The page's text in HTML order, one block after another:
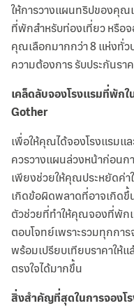
ให้การวางแผนทริปของคุณ
ที่พักสำหรับท่องเที่ยว หรือ
คุณเลือกมากกว่า 8 แห่งทั่
ความต้องการ รับประกันร
เคล็ดลับจองโรงแรมที่พัก
Gother
เพื่อให้คุณได้จองโรงแรม
ควรวางแผนล่วงหน้าก่อนก
เพียงช่วยให้คุณประหยัดค่า
เกิดข้อผิดพลาดที่อาจเกิดขึ้
ตัวช่วยที่ทำให้คุณจองที่พัก
ตอบโจทย์เพราะรวมทุกกา
พร้อมเปรียบเทียบราคาให้
ตรงใจได้มากขึ้น
สิ่งสำคัญที่สุดในการจองโร